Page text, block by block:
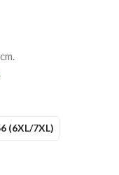
(6XL/7XL)